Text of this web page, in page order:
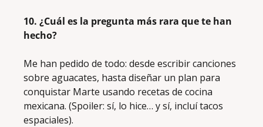
10. ¿Cuál es la pregunta más rara que te han
hecho?
Me han pedido de todo: desde escribir canciones
sobre aguacates, hasta diseñar un plan para
conquistar Marte usando recetas de cocina
mexicana. (Spoiler: sí, lo hice… y sí, incluí tacos
espaciales).